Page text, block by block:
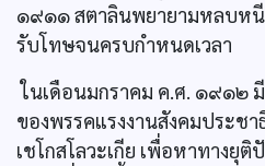
๑๙๑๑ สตาลินพยายามหลบหนี
รับโทษจนครบกำหนดเวลา
ในเดือนมกราคม ค.ศ. ๑๙๑๒
ของพรรคแรงงานสังคมประชา
เชโกสโลวะเกีย เพื่อหาทางยุ